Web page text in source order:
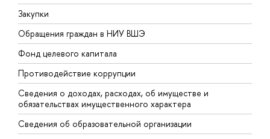
Закупки
Обращения граждан в НИУ ВШЭ
Фонд целевого капитала
Противодействие коррупции
Сведения о доходах, расходах, об имуществе и
обязательствах имущественного характера
Сведения об образовательной организации